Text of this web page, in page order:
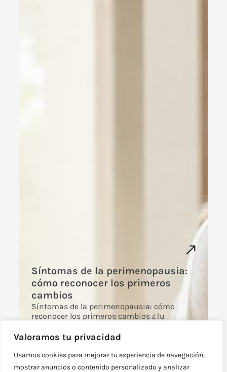
Valoramos tu privacidad
Usamos cookies para mejorar tu experiencia de navegación,
mostrar anuncios o contenido personalizado y analizar
Síntomas de la perimenopausia:
cómo reconocer los primeros
cambios
Síntomas de la perimenopausia: cómo
reconocer los primeros cambios ¿Tu
regularidad, duermes peor,